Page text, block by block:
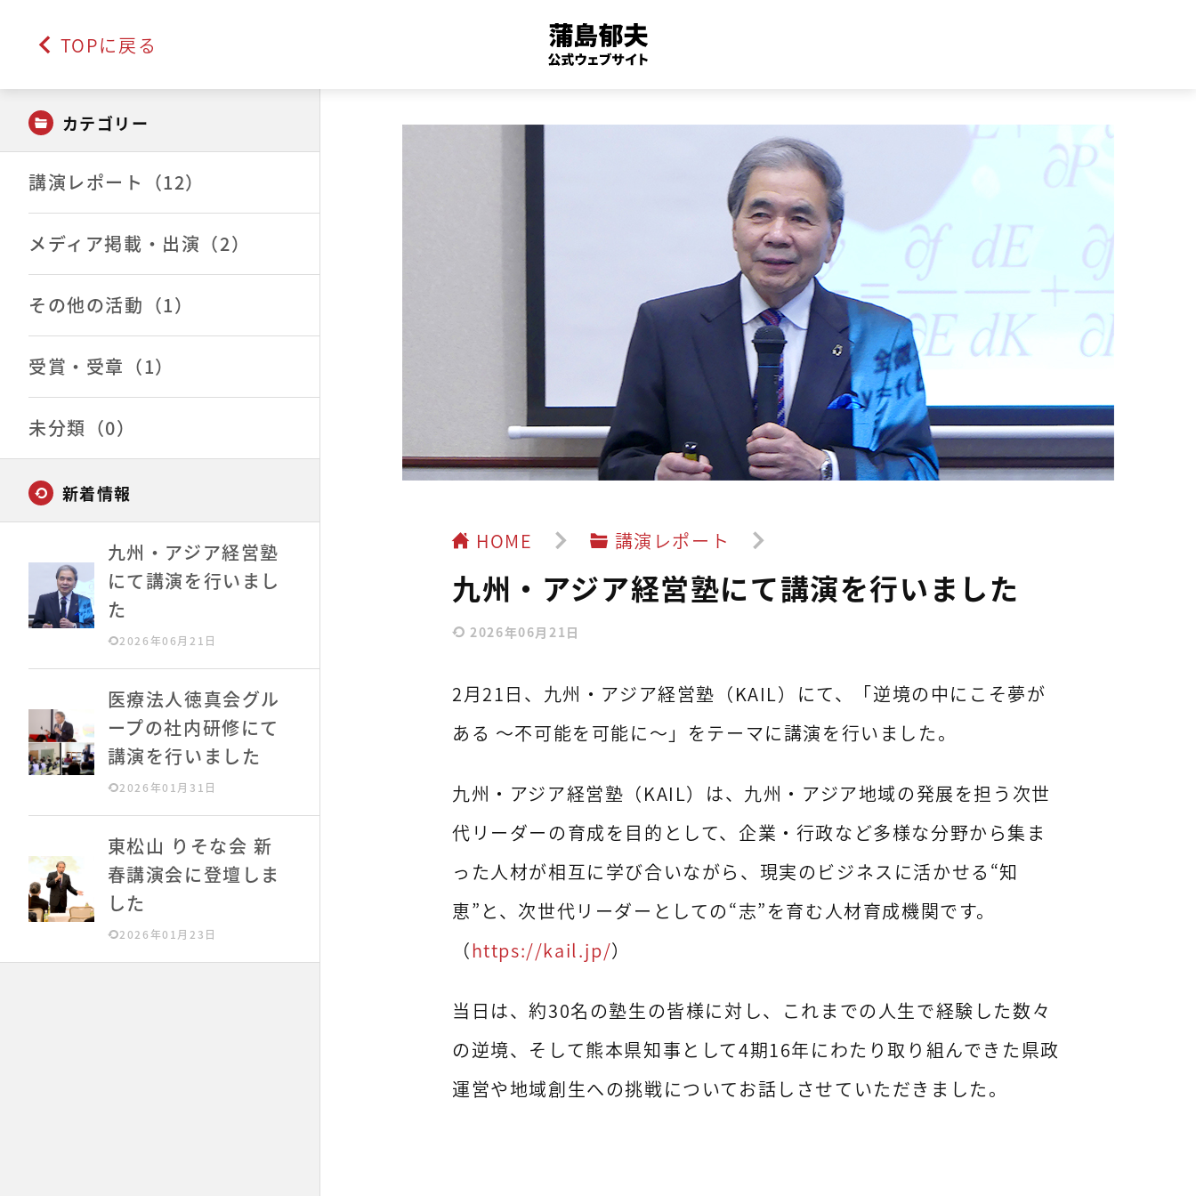
TOPに戻る
HOME 講演レポート
九州・アジア経営塾にて講演を行いました
2026年06月21日
2月21日、九州・アジア経営塾（KAIL）にて、「逆境の中にこそ夢が
ある ～不可能を可能に～」をテーマに講演を行いました。
九州・アジア経営塾（KAIL）は、九州・アジア地域の発展を担う次世
代リーダーの育成を目的として、企業・行政など多様な分野から集ま
った人材が相互に学び合いながら、現実のビジネスに活かせる“知
恵”と、次世代リーダーとしての“志”を育む人材育成機関です。
（https://kail.jp/）
当日は、約30名の塾生の皆様に対し、これまでの人生で経験した数々
の逆境、そして熊本県知事として4期16年にわたり取り組んできた県政
運営や地域創生への挑戦についてお話しさせていただきました。
カテゴリー
講演レポート（12）
メディア掲載・出演（2）
その他の活動（1）
受賞・受章（1）
未分類（0）
新着情報
九州・アジア経営塾
にて講演を行いまし
た
2026年06月21日
医療法人徳真会グル
ープの社内研修にて
講演を行いました
2026年01月31日
東松山 りそな会 新
春講演会に登壇しま
した
2026年01月23日